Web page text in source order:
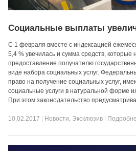
Социальные выплаты
С 1 февраля вместе с индексацией
5,4 % увечилась и сумма средств, которые
предоставление получателю
виде набора социальных услуг.
право на получение социальных услуг,
социальные услуги в натуральной форме
При этом законодательство
10.02.2017 Новости, Эксклюзив